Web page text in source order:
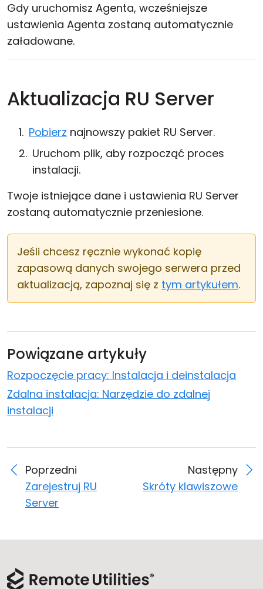
Gdy uruchomisz Agenta, wcześniejsze
ustawienia Agenta zostaną automatycznie
załadowane.
Aktualizacja RU Server
Pobierz najnowszy pakiet RU Server.
Uruchom plik, aby rozpocząć proces
instalacji.
Twoje istniejące dane i ustawienia RU Server
zostaną automatycznie przeniesione.
Jeśli chcesz ręcznie wykonać kopię
zapasową danych swojego serwera przed
aktualizacją, zapoznaj się z tym artykułem.
Powiązane artykuły
Rozpoczęcie pracy: Instalacja i deinstalacja
Zdalna instalacja: Narzędzie do zdalnej
instalacji
Poprzedni
Zarejestruj RU
Server
Następny
Skróty klawiszowe